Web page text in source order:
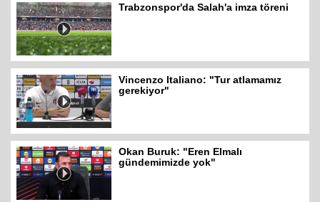
Trabzonspor'da Salah'a imza töreni
Vincenzo Italiano: "Tur atlamamız
gerekiyor"
Okan Buruk: "Eren Elmalı
gündemimizde yok"